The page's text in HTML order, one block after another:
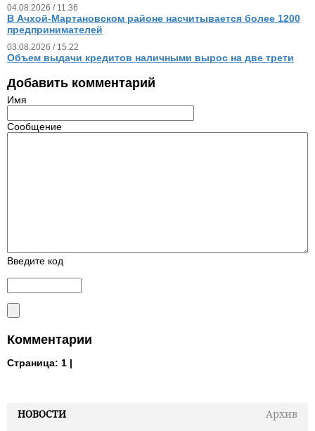
НОВОСТИ
Архив
04.08.2026 / 11.36
В Ачхой-Мартановском районе насчитывается более 1200
предпринимателей
03.08.2026 / 15.22
Объем выдачи кредитов наличными вырос на две трети
Добавить комментарий
Имя
Сообщение
Введите код
Комментарии
Страница: 1 |